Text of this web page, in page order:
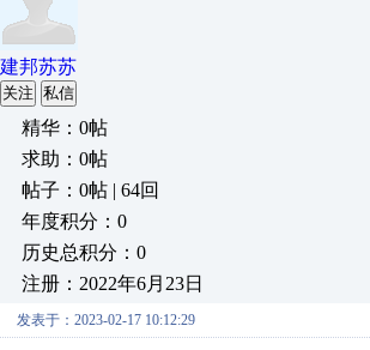
建邦苏苏
关注 私信
精华：0帖
求助：0帖
帖子：0帖 | 64回
年度积分：0
历史总积分：0
注册：2022年6月23日
发表于：2023-02-17 10:12:29